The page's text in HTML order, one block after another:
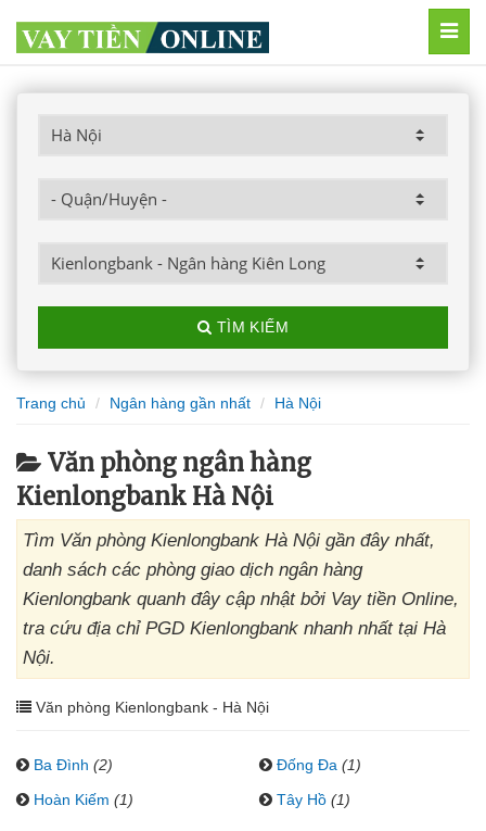
TÌM KIẾM
Trang chủ Ngân hàng gần nhất Hà Nội
Văn phòng ngân hàng
Kienlongbank Hà Nội
Tìm Văn phòng Kienlongbank Hà Nội gần đây nhất,
danh sách các phòng giao dịch ngân hàng
Kienlongbank quanh đây cập nhật bởi Vay tiền Online,
tra cứu địa chỉ PGD Kienlongbank nhanh nhất tại Hà
Nội.
Văn phòng Kienlongbank - Hà Nội
Ba Đình (2) Đống Đa (1)
Hoàn Kiếm (1) Tây Hồ (1)